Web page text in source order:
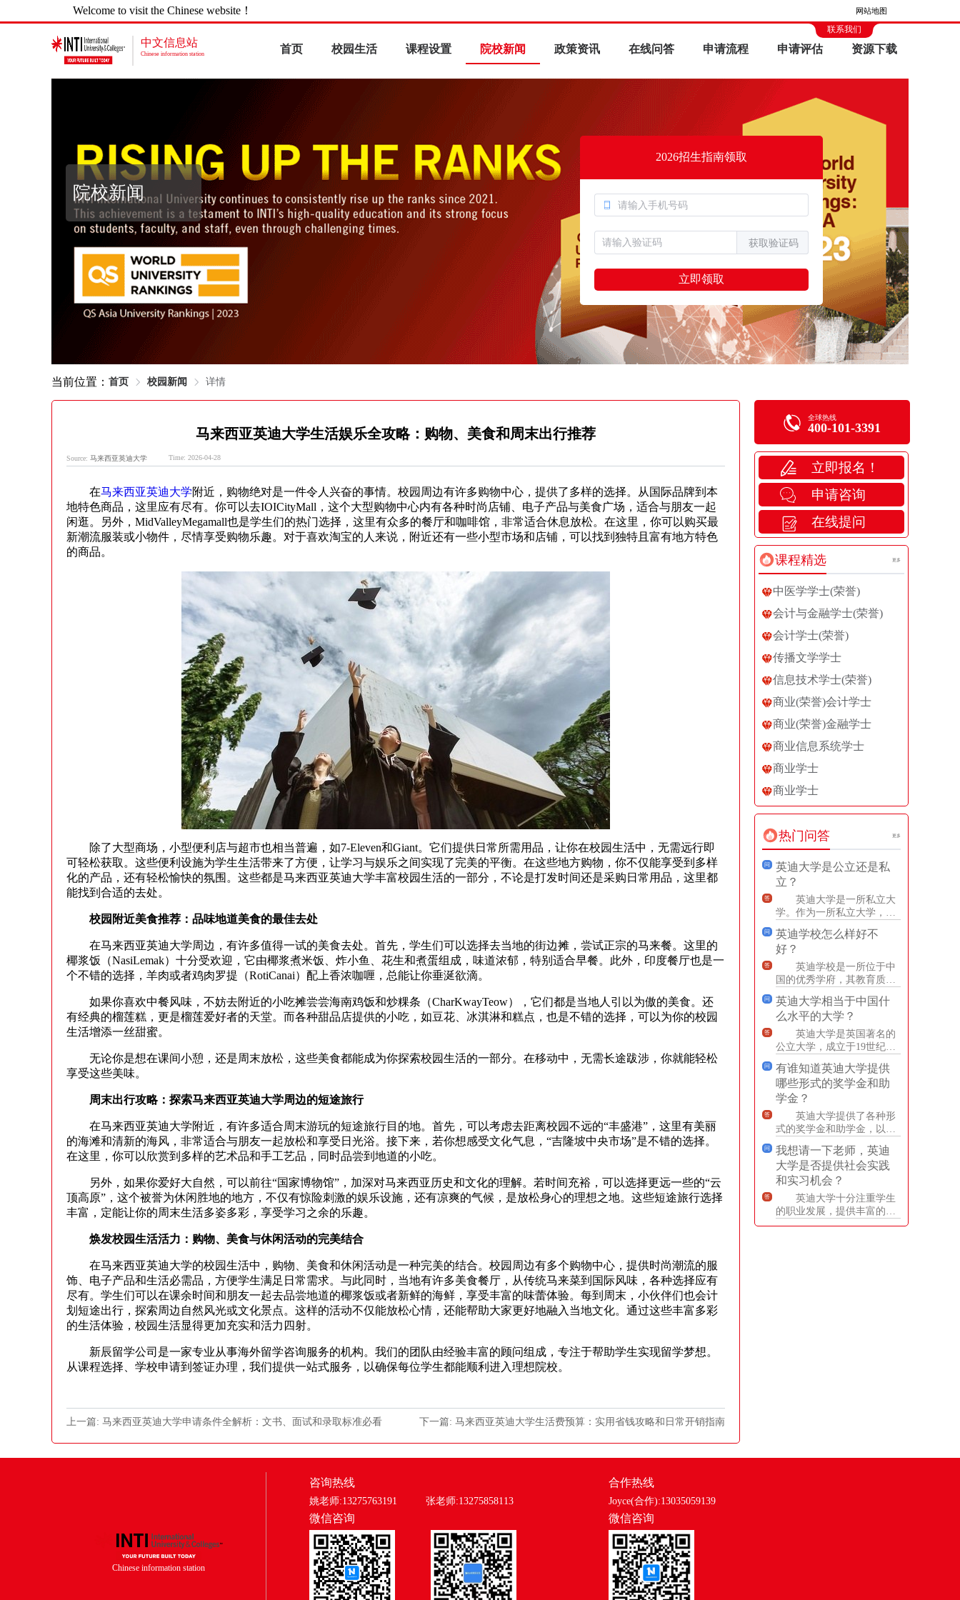
Welcome to visit the Chinese website！ 网站地图
中文信息站
Chinese information station 首页 校园生活 课程设置 院校新闻 政策资讯 在线问答 申请流程 申请评估 资源下载
联系我们
院校新闻
2026招生指南领取
获取验证码
立即领取
当前位置： 首页 校园新闻 详情
马来西亚英迪大学生活娱乐全攻略：购物、美食和周末出行推荐
Source: 马来西亚英迪大学 Time: 2026-04-28
在马来西亚英迪大学附近，购物绝对是一件令人兴奋的事情。校园周边有许多购物中心，提供了多样的选择。从国际品牌到本
地特色商品，这里应有尽有。你可以去IOICityMall，这个大型购物中心内有各种时尚店铺、电子产品与美食广场，适合与朋友一起
闲逛。另外，MidValleyMegamall也是学生们的热门选择，这里有众多的餐厅和咖啡馆，非常适合休息放松。在这里，你可以购买最
新潮流服装或小物件，尽情享受购物乐趣。对于喜欢淘宝的人来说，附近还有一些小型市场和店铺，可以找到独特且富有地方特色
的商品。
除了大型商场，小型便利店与超市也相当普遍，如7-Eleven和Giant。它们提供日常所需用品，让你在校园生活中，无需远行即
可轻松获取。这些便利设施为学生生活带来了方便，让学习与娱乐之间实现了完美的平衡。在这些地方购物，你不仅能享受到多样
化的产品，还有轻松愉快的氛围。这些都是马来西亚英迪大学丰富校园生活的一部分，不论是打发时间还是采购日常用品，这里都
能找到合适的去处。
校园附近美食推荐：品味地道美食的最佳去处
在马来西亚英迪大学周边，有许多值得一试的美食去处。首先，学生们可以选择去当地的街边摊，尝试正宗的马来餐。这里的
椰浆饭（NasiLemak）十分受欢迎，它由椰浆煮米饭、炸小鱼、花生和煮蛋组成，味道浓郁，特别适合早餐。此外，印度餐厅也是一
个不错的选择，羊肉或者鸡肉罗提（RotiCanai）配上香浓咖喱，总能让你垂涎欲滴。
如果你喜欢中餐风味，不妨去附近的小吃摊尝尝海南鸡饭和炒粿条（CharKwayTeow），它们都是当地人引以为傲的美食。还
有经典的榴莲糕，更是榴莲爱好者的天堂。而各种甜品店提供的小吃，如豆花、冰淇淋和糕点，也是不错的选择，可以为你的校园
生活增添一丝甜蜜。
无论你是想在课间小憩，还是周末放松，这些美食都能成为你探索校园生活的一部分。在移动中，无需长途跋涉，你就能轻松
享受这些美味。
周末出行攻略：探索马来西亚英迪大学周边的短途旅行
在马来西亚英迪大学附近，有许多适合周末游玩的短途旅行目的地。首先，可以考虑去距离校园不远的“丰盛港”，这里有美丽
的海滩和清新的海风，非常适合与朋友一起放松和享受日光浴。接下来，若你想感受文化气息，“吉隆坡中央市场”是不错的选择。
在这里，你可以欣赏到多样的艺术品和手工艺品，同时品尝到地道的小吃。
另外，如果你爱好大自然，可以前往“国家博物馆”，加深对马来西亚历史和文化的理解。若时间充裕，可以选择更远一些的“云
顶高原”，这个被誉为休闲胜地的地方，不仅有惊险刺激的娱乐设施，还有凉爽的气候，是放松身心的理想之地。这些短途旅行选择
丰富，定能让你的周末生活多姿多彩，享受学习之余的乐趣。
焕发校园生活活力：购物、美食与休闲活动的完美结合
在马来西亚英迪大学的校园生活中，购物、美食和休闲活动是一种完美的结合。校园周边有多个购物中心，提供时尚潮流的服
饰、电子产品和生活必需品，方便学生满足日常需求。与此同时，当地有许多美食餐厅，从传统马来菜到国际风味，各种选择应有
尽有。学生们可以在课余时间和朋友一起去品尝地道的椰浆饭或者新鲜的海鲜，享受丰富的味蕾体验。每到周末，小伙伴们也会计
划短途出行，探索周边自然风光或文化景点。这样的活动不仅能放松心情，还能帮助大家更好地融入当地文化。通过这些丰富多彩
的生活体验，校园生活显得更加充实和活力四射。
新辰留学公司是一家专业从事海外留学咨询服务的机构。我们的团队由经验丰富的顾问组成，专注于帮助学生实现留学梦想。
从课程选择、学校申请到签证办理，我们提供一站式服务，以确保每位学生都能顺利进入理想院校。
上一篇: 马来西亚英迪大学申请条件全解析：文书、面试和录取标准必看 下一篇: 马来西亚英迪大学生活费预算：实用省钱攻略和日常开销指南
全球热线
400-101-3391
立即报名！
申请咨询
在线提问
课程精选
中医学学士(荣誉)
会计与金融学士(荣誉)
会计学士(荣誉)
传播文学学士
信息技术学士(荣誉)
商业(荣誉)会计学士
商业(荣誉)金融学士
商业信息系统学士
商业学士
商业学士
更多
热门问答
问
英迪大学是公立还是私
立？
答
英迪大学是一所私立大
学。作为一所私立大学，英
迪大学不受政府直接资助，
主要靠学费、捐赠和研究资
助等
问
英迪学校怎么样好不
好？
答
英迪学校是一所位于中
国的优秀学府，其教育质量
备受赞誉。学校拥有优秀的
师资力量和一流的教学设
施，为
问
英迪大学相当于中国什
么水平的大学？
答
英迪大学是英国著名的
公立大学，成立于19世纪
初，是一所历史悠久、声誉
卓著的学府。如果将英迪大
学与
问
有谁知道英迪大学提供
哪些形式的奖学金和助
学金？
答
英迪大学提供了各种形
式的奖学金和助学金，以帮
助学生完成学业。其中，奖
学金是基于学术成绩、领导
力和
问
我想请一下老师，英迪
大学是否提供社会实践
和实习机会？
答
英迪大学十分注重学生
的职业发展，提供丰富的社
会实践和实习机会。学校的
更多
Chinese information station
咨询热线
姚老师:13275763191 张老师:13275858113
微信咨询
合作热线
Joyce(合作):13035059139
微信咨询